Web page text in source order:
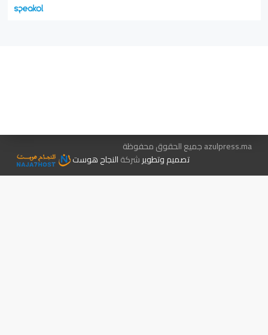
azulpress.ma جميع الحقوق محفوظة
تصميم وتطويرشركةالنجاح هوست